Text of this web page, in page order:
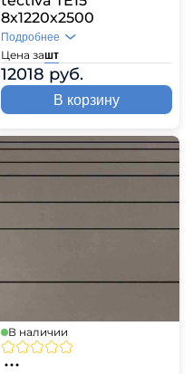
8х1220х2500
Цена зашт
12018 руб.
Подробнее
В корзину
В наличии